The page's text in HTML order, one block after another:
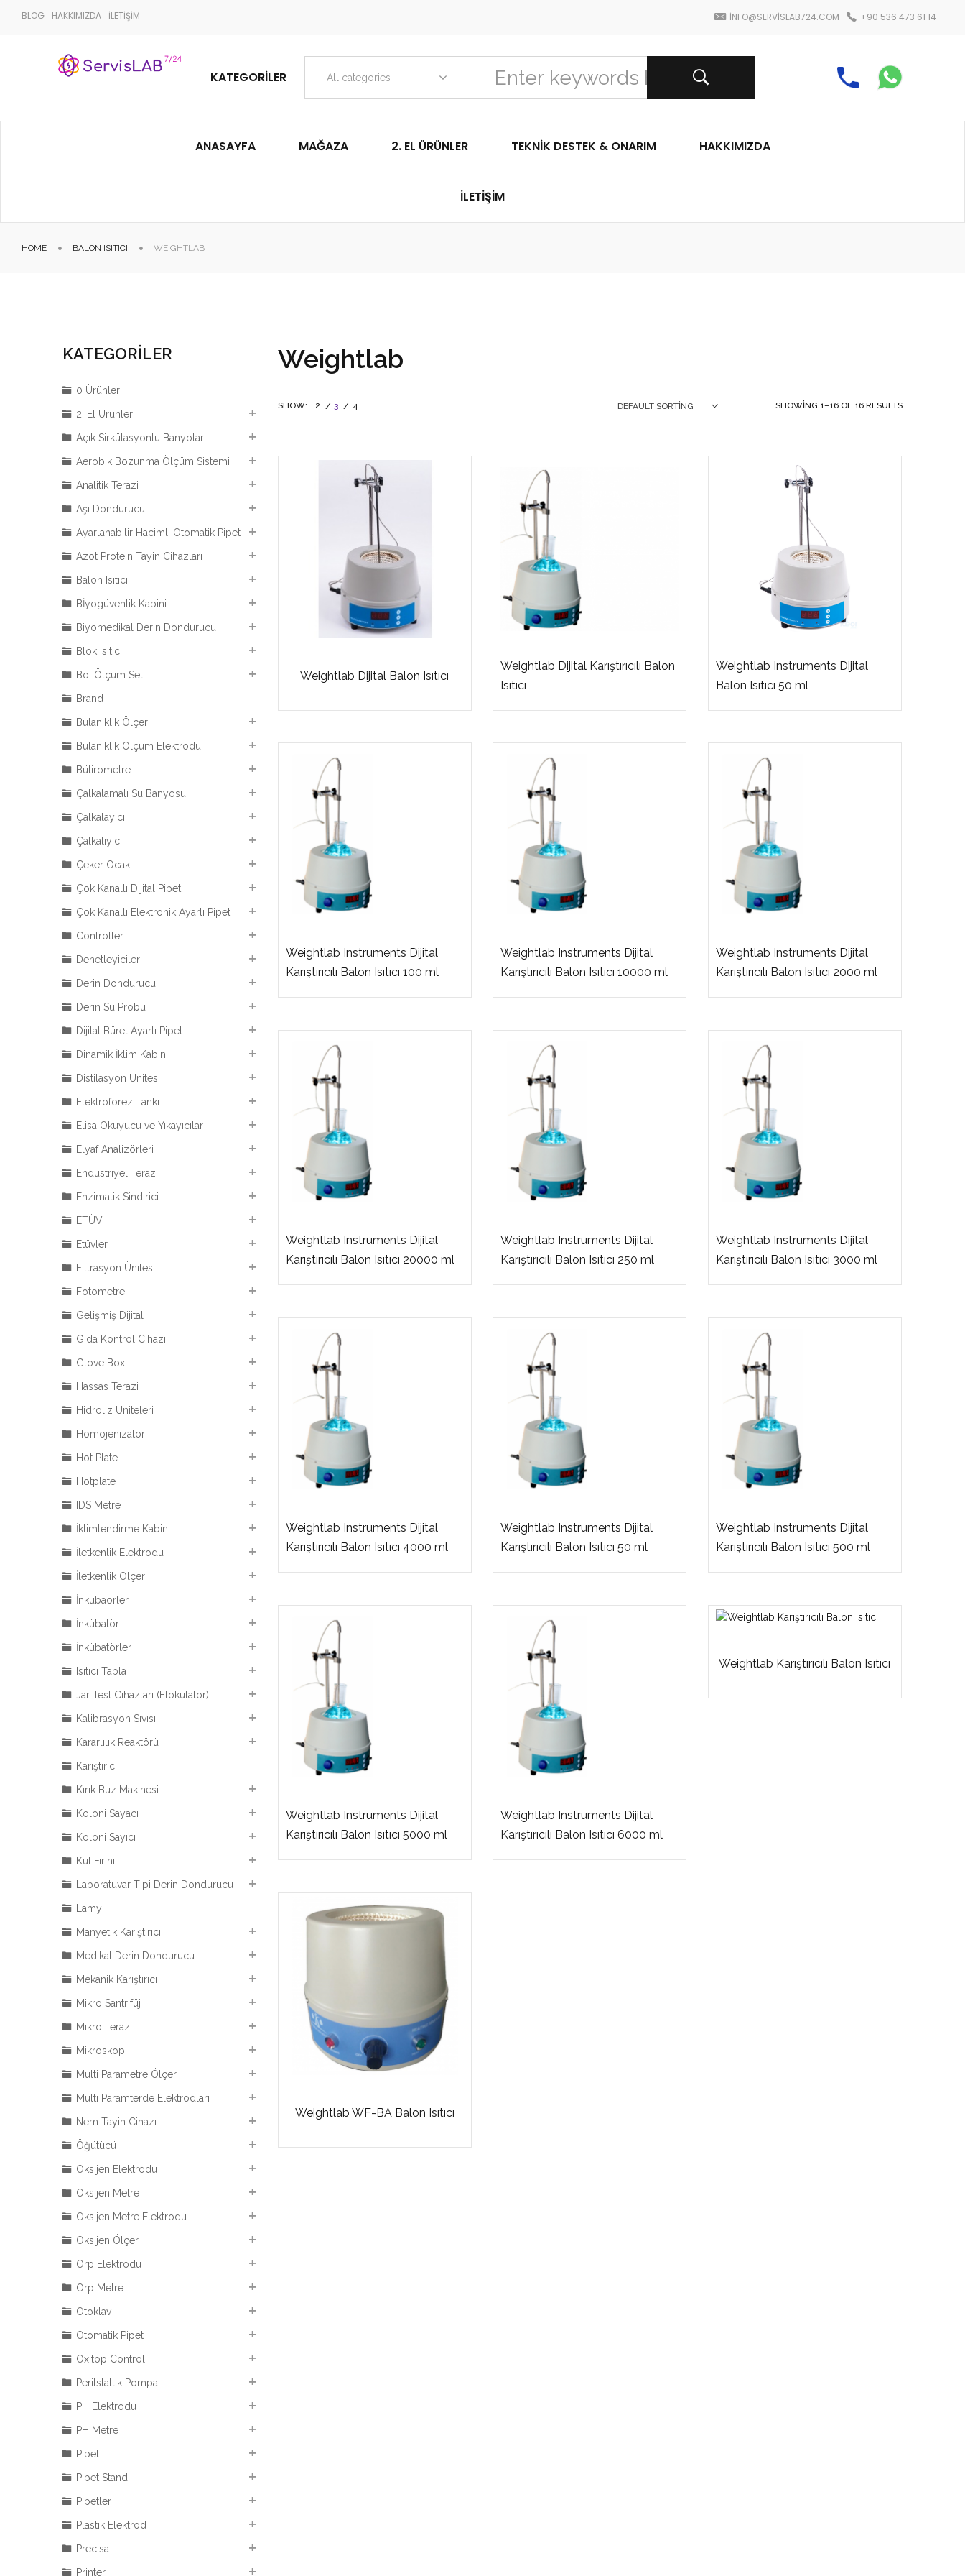
BLOG HAKKIMIZDA İLETİŞİM INFO@SERVISLAB724.COM +90 536 473 61 14
KATEGORILER All categories
ANASAYFA MAĞAZA 2. EL ÜRÜNLER TEKNIK DESTEK & ONARIM HAKKIMIZDA
İLETIŞIM
HOME BALON ISITICI WEIGHTLAB
KATEGORILER
0 Ürünler
2. El Ürünler
Açık Sirkülasyonlu Banyolar
Aerobik Bozunma Ölçüm Sistemi
Analitik Terazi
Aşı Dondurucu
Ayarlanabilir Hacimli Otomatik Pipet
Azot Protein Tayin Cihazları
Balon Isıtıcı
Bİyogüvenlik Kabini
Biyomedikal Derin Dondurucu
Blok Isıtıcı
Boi Ölçüm Seti
Brand
Bulanıklık Ölçer
Bulanıklık Ölçüm Elektrodu
Bütirometre
Çalkalamalı Su Banyosu
Çalkalayıcı
Çalkalıyıcı
Çeker Ocak
Çok Kanallı Dijital Pipet
Çok Kanallı Elektronik Ayarlı Pipet
Controller
Denetleyiciler
Derin Dondurucu
Derin Su Probu
Dijital Büret Ayarlı Pipet
Dinamik İklim Kabini
Distilasyon Ünitesi
Elektroforez Tankı
Elisa Okuyucu ve Yıkayıcılar
Elyaf Analizörleri
Endüstriyel Terazi
Enzimatik Sindirici
ETÜV
Etüvler
Filtrasyon Ünitesi
Fotometre
Gelişmiş Dijital
Gıda Kontrol Cihazı
Glove Box
Hassas Terazi
Hidroliz Üniteleri
Homojenizatör
Hot Plate
Hotplate
IDS Metre
İklimlendirme Kabini
İletkenlik Elektrodu
İletkenlik Ölçer
İnkübaörler
İnkübatör
İnkübatörler
Isıtıcı Tabla
Jar Test Cihazları (Flokülator)
Kalibrasyon Sıvısı
Kararlılık Reaktörü
Karıştırıcı
Kırık Buz Makinesi
Koloni Sayacı
Koloni Sayıcı
Kül Fırını
Laboratuvar Tipi Derin Dondurucu
Lamy
Manyetik Karıştırıcı
Medikal Derin Dondurucu
Mekanik Karıştırıcı
Mikro Santrifüj
Mikro Terazi
Mikroskop
Multi Parametre Ölçer
Multi Paramterde Elektrodları
Nem Tayin Cihazı
Öğütücü
Oksijen Elektrodu
Oksijen Metre
Oksijen Metre Elektrodu
Oksijen Ölçer
Orp Elektrodu
Orp Metre
Otoklav
Otomatik Pipet
Oxitop Control
Perilstaltik Pompa
PH Elektrodu
PH Metre
Pipet
Pipet Standı
Pipetler
Plastik Elektrod
Precisa
Printer
Weightlab
SHOW: 2 3 4 SHOWING 1–16 OF 16 RESULTS
DEFAULT SORTING
Weightlab Dijital Balon Isıtıcı
Weightlab Dijital Karıştırıcılı Balon
Isıtıcı
Weightlab Instruments Dijital
Balon Isıtıcı 50 ml
Weightlab Instruments Dijital
Karıştırıcılı Balon Isıtıcı 100 ml
Weightlab Instruments Dijital
Karıştırıcılı Balon Isıtıcı 10000 ml
Weightlab Instruments Dijital
Karıştırıcılı Balon Isıtıcı 2000 ml
Weightlab Instruments Dijital
Karıştırıcılı Balon Isıtıcı 20000 ml
Weightlab Instruments Dijital
Karıştırıcılı Balon Isıtıcı 250 ml
Weightlab Instruments Dijital
Karıştırıcılı Balon Isıtıcı 3000 ml
Weightlab Instruments Dijital
Karıştırıcılı Balon Isıtıcı 4000 ml
Weightlab Instruments Dijital
Karıştırıcılı Balon Isıtıcı 50 ml
Weightlab Instruments Dijital
Karıştırıcılı Balon Isıtıcı 500 ml
Weightlab Instruments Dijital
Karıştırıcılı Balon Isıtıcı 5000 ml
Weightlab Instruments Dijital
Karıştırıcılı Balon Isıtıcı 6000 ml
Weightlab Karıştırıcılı Balon Isıtıcı
Weightlab WF-BA Balon Isıtıcı